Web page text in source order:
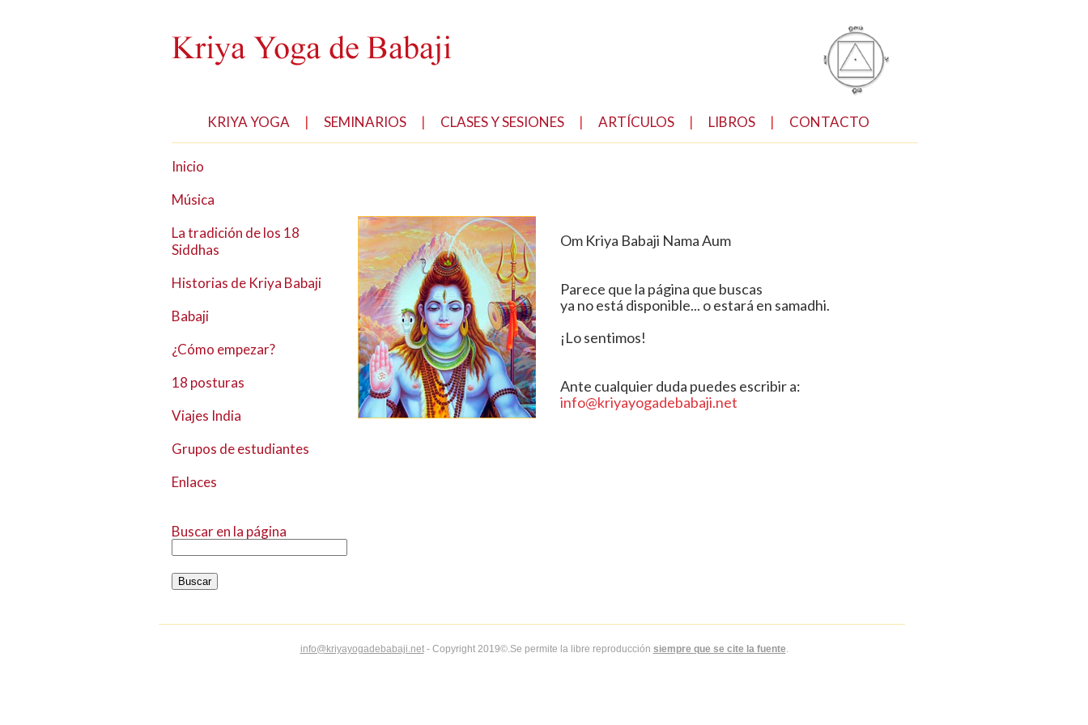
KRIYA YOGA | SEMINARIOS | CLASES Y SESIONES | ARTÍCULOS | LIBROS | CONTACTO
Inicio
Música
La tradición de los 18
Siddhas
Historias de Kriya Babaji
Babaji
¿Cómo empezar?
18 posturas
Viajes India
Grupos de estudiantes
Enlaces
Buscar en la página
Om Kriya Babaji Nama Aum
Parece que la página que buscas
ya no está disponible... o estará en samadhi.
¡Lo sentimos!
Ante cualquier duda puedes escribir a:
info@kriyayogadebabaji.net
info@kriyayogadebabaji.net- Copyright 2019©.Se permite la libre reproducción siempre que se cite la fuente.